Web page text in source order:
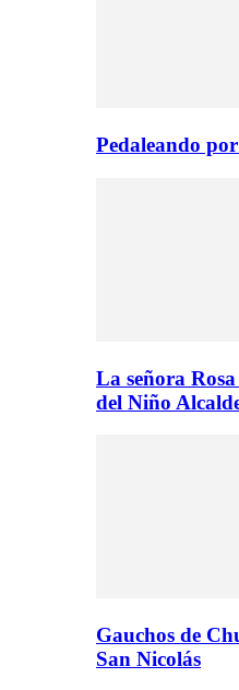
Pedaleando
La señora
del Niño
Gauchos de
San Nicolás